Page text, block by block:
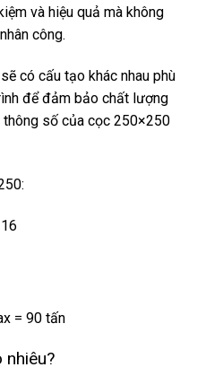
và hiệu quả mà không
công.
có cấu tạo khác nhau phù
để đảm bảo chất lượng
số của cọc 250×250
= 90 tấn